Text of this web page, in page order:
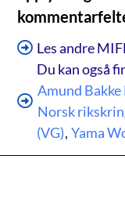
Les andre
Du kan også
Amund Bakke
Norsk
(VG), Yama